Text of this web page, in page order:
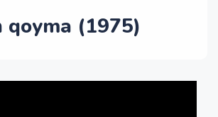
qoyma (1975)